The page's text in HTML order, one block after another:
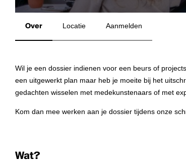
Over Locatie Aanmelden
Wil je een dossier indienen voor een beurs of
een uitgewerkt plan maar heb je moeite bij het
gedachten wisselen met medekunstenaars of met
Kom dan mee werken aan je dossier tijdens onze
Wat?